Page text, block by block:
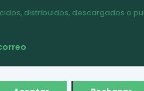
distribuidos, descargados o